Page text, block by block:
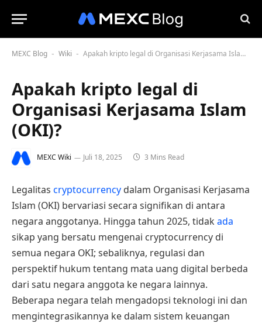
MEXC Blog - Wiki - Apakah kripto legal di Organisasi Kerjasama Islam (OKI)?
Apakah kripto legal di
Organisasi Kerjasama Islam
(OKI)?
MEXC Wiki Juli 18, 2025 3 Mins Read
Legalitas cryptocurrency dalam Organisasi Kerjasama
Islam (OKI) bervariasi secara signifikan di antara
negara anggotanya. Hingga tahun 2025, tidak ada
sikap yang bersatu mengenai cryptocurrency di
semua negara OKI; sebaliknya, regulasi dan
perspektif hukum tentang mata uang digital berbeda
dari satu negara anggota ke negara lainnya.
Beberapa negara telah mengadopsi teknologi ini dan
mengintegrasikannya ke dalam sistem keuangan